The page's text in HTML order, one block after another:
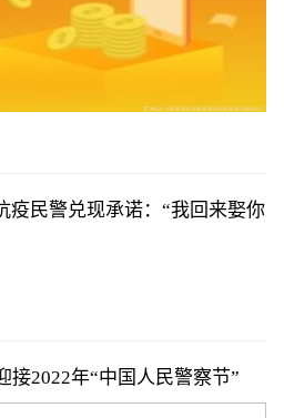
疫民警兑现承诺：“我回来娶你
接2022年“中国人民警察节”